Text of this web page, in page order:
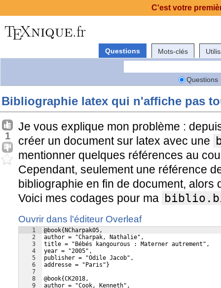
Questions Mots-clés
Questions
Bibliographie latex qui n'affiche pas
1
Je vous explique mon problème :
créer un document sur latex avec une
mentionner quelques références au
Cependant, seulement une référence
bibliographie en fin de document, alors
Voici mes codages pour ma
Ouvrir dans l'éditeur Overleaf
1
2
3
4
5
6
7
8
9
@book{NCharpak05,
author = "Charpak, Nathalie",
title = "Bébés kangourous : Materner autrement",
year = "2005",
publisher = "Odile Jacob",
addresse = "Paris"}
@book{CK2018,
author = "Cook, Kenneth",
C'est votre